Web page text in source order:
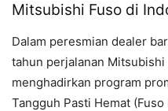
Mitsubishi Fuso di
Dalam peresmian dealer
tahun perjalanan
menghadirkan program
Tangguh Pasti Hemat (Fuso